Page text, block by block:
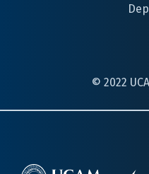
© 2022